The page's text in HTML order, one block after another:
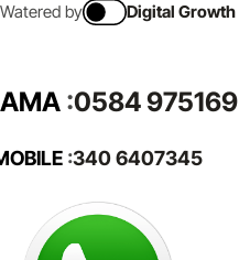
by Digital Growth
:0584 975169
:340 6407345